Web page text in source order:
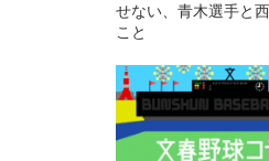
せない、青木選手と
こと